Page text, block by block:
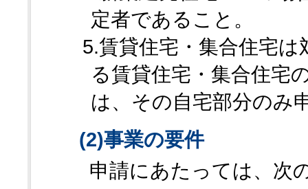
定者であること。
5.賃貸住宅・集合住宅
る賃貸住宅・集合住宅
は、その自宅部分のみ
(2)事業の要件
申請にあたっては、次